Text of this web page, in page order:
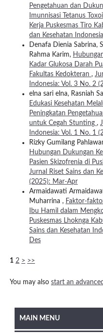
Pengetahuan dan
Imunnisasi Tetanus
Kerja Puskesmas Tiro
dan Kesehatan
Denafa Dienia Sabrina,
Rahma Karim,
Kadar Glukosa Darah
Fakultas Kedokteran ,
Indonesia: Vol. 3 No. 2
elna sari elna, Rasniah
Edukasi Kesehatan
Peningkatan
untuk Cegah Stunting ,
Indonesia: Vol. 1 No. 1
Rizky Gumilang
Hubungan Dukungan
Pasien Skizofrenia di
Jurnal Riset Sains dan
(2025): Mar-Apr
Armaidawati
Muharrina , Faktor-
Ibu Hamil dalam
Puskesmas Lhoknga
Sains dan Kesehatan
Des
1 2 > >>
You may also start an
MAIN MENU